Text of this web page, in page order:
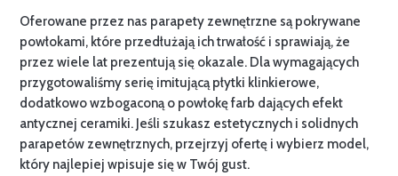
Oferowane przez nas parapety zewnętrzne są pokrywane
powłokami, które przedłużają ich trwałość i sprawiają, że
przez wiele lat prezentują się okazale. Dla wymagających
przygotowaliśmy serię imitującą płytki klinkierowe,
dodatkowo wzbogaconą o powłokę farb dających efekt
antycznej ceramiki. Jeśli szukasz estetycznych i solidnych
parapetów zewnętrznych, przejrzyj ofertę i wybierz model,
który najlepiej wpisuje się w Twój gust.